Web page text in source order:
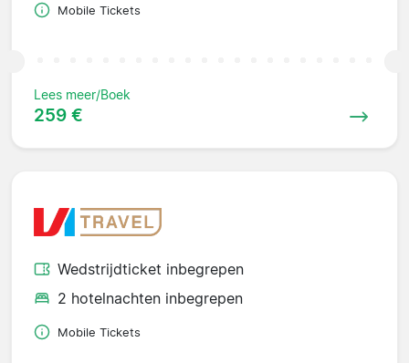
Mobile Tickets
Lees meer/Boek
259 €
Wedstrijdticket inbegrepen
2 hotelnachten inbegrepen
Mobile Tickets